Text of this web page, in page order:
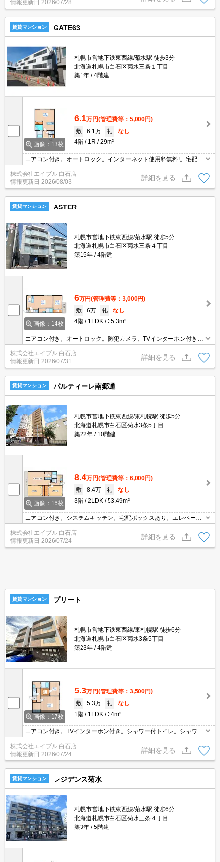
分。
情報更新日 2026/07/28
賃貸マンション GATE63
札幌市営地下鉄東西線/菊水駅 徒歩3分
北海道札幌市白石区菊水三条１丁目
築1年
4階建
画像：13枚
6.1万円(管理費等：5,000円)
敷
6.1万 礼
なし
4階
1R 29m²
エアコン付き。オートロック。インターネット使用料無料!。宅配ボ
ックスあり。ペット犬猫可。システムキッチン。家具・家電付。シ
ューズボックス付き。初期費用カード払い可。仲介手数料家賃の0.5
5ヵ月分。
株式会社エイブル 白石店
情報更新日 2026/08/03
詳細を見る
賃貸マンション ASTER
札幌市営地下鉄東西線/菊水駅 徒歩5分
北海道札幌市白石区菊水三条４丁目
築15年
4階建
画像：14枚
6万円(管理費等：3,000円)
敷
6万 礼
なし
4階
1LDK 35.3m²
エアコン付き。オートロック。防犯カメラ。TVインターホン付き。
バス・トイレ別。シャワー付トイレ。シャワー付独立洗面台。室内
に洗濯機置場あり。人気のデザイナーズ賃貸。契約金（初期費用）
クレジット決済可。
株式会社エイブル 白石店
情報更新日 2026/07/31
詳細を見る
賃貸マンション パルティーレ南郷通
札幌市営地下鉄東西線/東札幌駅 徒歩5分
北海道札幌市白石区菊水3条5丁目
築22年
10階建
画像：16枚
8.4万円(管理費等：6,000円)
敷
8.4万 礼
なし
3階
2LDK 53.49m²
エアコン付き。システムキッチン。宅配ボックスあり。エレベータ
ーあり。オートロック。バルコニー。トランクルームあり。シャワ
ー付トイレ。シャワー付独立洗面台。駐輪場有。ロードヒーティン
グ。
株式会社エイブル 白石店
情報更新日 2026/07/24
詳細を見る
賃貸マンション プリート
札幌市営地下鉄東西線/東札幌駅 徒歩6分
北海道札幌市白石区菊水3条5丁目
築23年
4階建
画像：17枚
5.3万円(管理費等：3,500円)
敷
5.3万 礼
なし
1階
1LDK 34m²
エアコン付き。TVインターホン付き。シャワー付トイレ。シャワー
付独立洗面台。バス・トイレ別。インターネット接続設備あり。人
気のデザイナーズ賃貸。仲介手数料家賃の0.55ヵ月分。初期費用カ
ード払い可。
株式会社エイブル 白石店
情報更新日 2026/07/24
詳細を見る
賃貸マンション レジデンス菊水
札幌市営地下鉄東西線/菊水駅 徒歩6分
北海道札幌市白石区菊水三条４丁目
築3年
5階建